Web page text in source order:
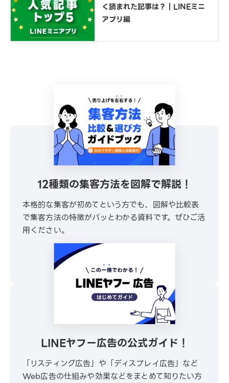
く読まれた記事は？｜LINEミニ
アプリ編
12種類の集客方法を図解で解説！
本格的な集客が初めてという方でも、図解や比較表
で集客方法の特徴がパッとわかる資料です。ぜひご活
用ください。
\ 30秒でかんたんダウンロード /
無料でダウンロードする
LINEヤフー広告の公式ガイド！
「リスティング広告」や「ディスプレイ広告」など
Web広告の仕組みや効果などをまとめて知りたい方